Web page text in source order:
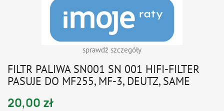
sprawdź szczegóły
FILTR PALIWA SN001 SN 001 HIFI-FILTER
PASUJE DO MF255, MF-3, DEUTZ, SAME
20,00 zł